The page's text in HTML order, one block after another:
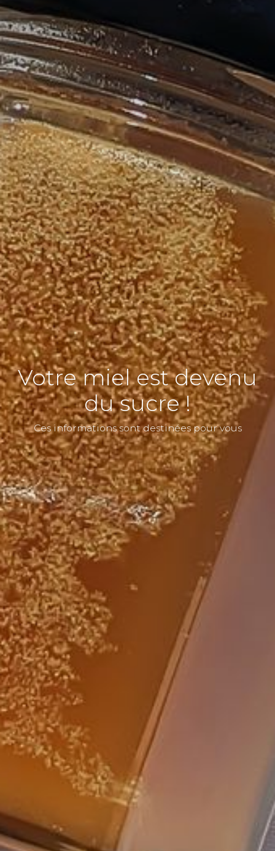
Votre miel est devenu
du sucre !
Ces informations sont destinées pour vous